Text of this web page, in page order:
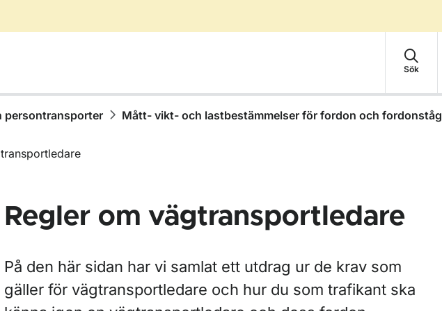
Sök
persontransporter Mått- vikt- och lastbestämmelser för fordon och fordonståg
för Gods- och persontransporter
Regler om vägtransportledare
På den här sidan har vi samlat ett utdrag ur de krav som
gäller för vägtransportledare och hur du som trafikant ska